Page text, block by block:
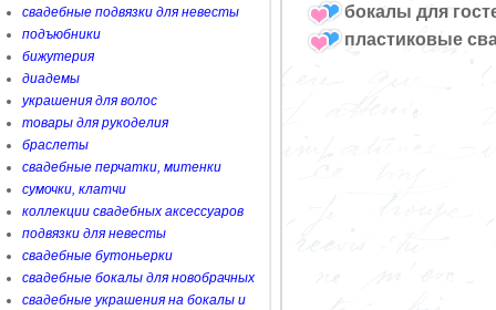
свадебные подвязки для невесты
подъюбники
бижутерия
диадемы
украшения для волос
товары для рукоделия
браслеты
свадебные перчатки, митенки
сумочки, клатчи
коллекции свадебных аксессуаров
подвязки для невесты
свадебные бутоньерки
свадебные бокалы для новобрачных
свадебные украшения на бокалы и
бокалы для
пластиковые